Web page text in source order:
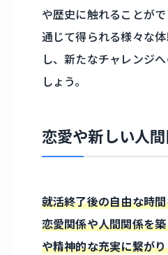
や歴史に触れることが
通じて得られる様々な
し、新たなチャレンジ
しょう。
恋愛や新しい人
就活終了後の自由な時
恋愛関係や人間関係を
や精神的な充実に繋が